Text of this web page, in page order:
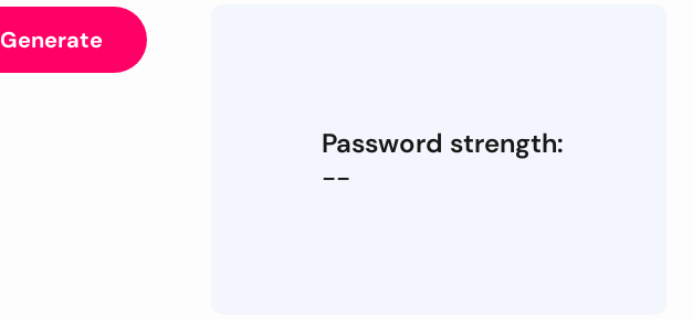
Generate
Password strength:
--